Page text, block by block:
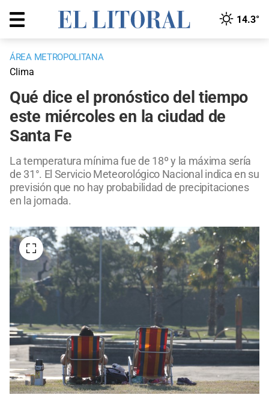
14.3°
ÁREA METROPOLITANA
Clima
Qué dice el pronóstico del tiempo
este miércoles en la ciudad de
Santa Fe
La temperatura mínima fue de 18º y la máxima sería
de 31°. El Servicio Meteorológico Nacional indica en su
previsión que no hay probabilidad de precipitaciones
en la jornada.